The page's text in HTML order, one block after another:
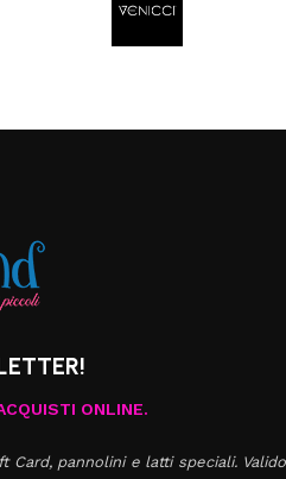
ONLINE.
Card, pannolini e latti speciali. Valido